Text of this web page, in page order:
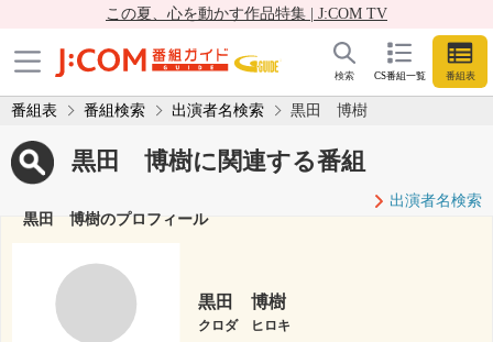
この夏、心を動かす作品特集 | J:COM TV
CS番組一覧 番組表
検索
番組表 番組検索 出演者名検索 黒田 博樹
黒田 博樹に関連する番組
出演者名検索
黒田 博樹のプロフィール
黒田 博樹
クロダ ヒロキ